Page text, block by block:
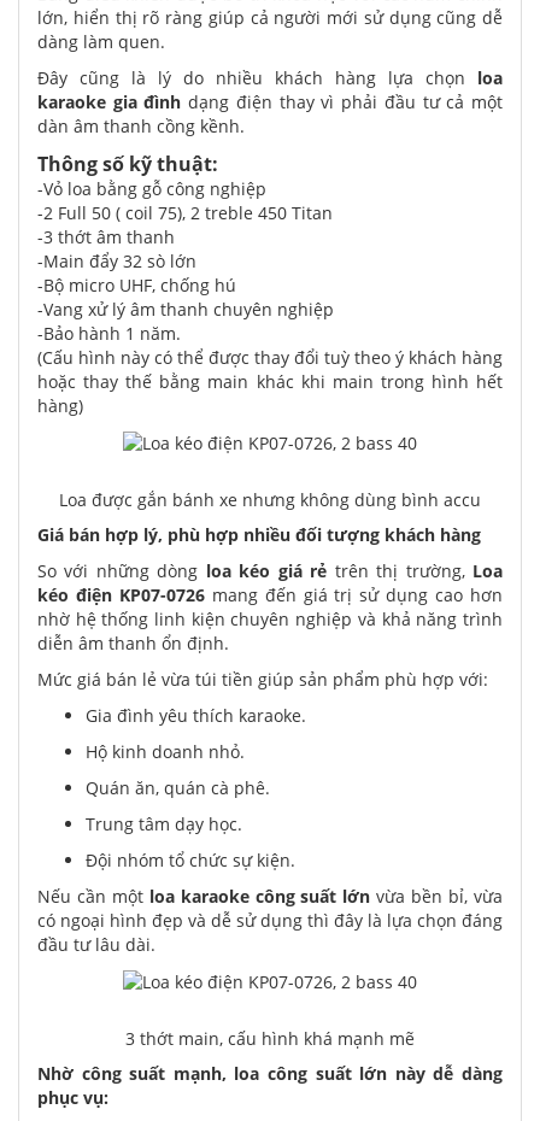
lớn, hiển thị rõ ràng giúp cả người mới sử dụng cũng dễ
dàng làm quen.
Đây cũng là lý do nhiều khách hàng lựa chọn loa
karaoke gia đình dạng điện thay vì phải đầu tư cả một
dàn âm thanh cồng kềnh.
Thông số kỹ thuật:
-Vỏ loa bằng gỗ công nghiệp
-2 Full 50 ( coil 75), 2 treble 450 Titan
-3 thớt âm thanh
-Main đẩy 32 sò lớn
-Bộ micro UHF, chống hú
-Vang xử lý âm thanh chuyên nghiệp
-Bảo hành 1 năm.
(Cấu hình này có thể được thay đổi tuỳ theo ý khách hàng
hoặc thay thế bằng main khác khi main trong hình hết
hàng)
Loa được gắn bánh xe nhưng không dùng bình accu
Giá bán hợp lý, phù hợp nhiều đối tượng khách hàng
So với những dòng loa kéo giá rẻ trên thị trường, Loa
kéo điện KP07-0726mang đến giá trị sử dụng cao hơn
nhờ hệ thống linh kiện chuyên nghiệp và khả năng trình
diễn âm thanh ổn định.
Mức giá bán lẻ vừa túi tiền giúp sản phẩm phù hợp với:
Gia đình yêu thích karaoke.
Hộ kinh doanh nhỏ.
Quán ăn, quán cà phê.
Trung tâm dạy học.
Đội nhóm tổ chức sự kiện.
Nếu cần một loa karaoke công suất lớn vừa bền bỉ, vừa
có ngoại hình đẹp và dễ sử dụng thì đây là lựa chọn đáng
đầu tư lâu dài.
3 thớt main, cấu hình khá mạnh mẽ
Nhờ công suất mạnh, loa công suất lớn này dễ dàng
phục vụ: